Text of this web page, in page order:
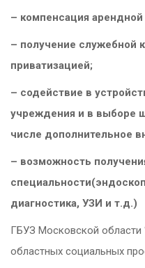
– компенсация
– получение служебной
приватизацией;
– содействие в
учреждения и в выборе
числе дополнительное
– возможность
диагностика, УЗИ и т.д.)
ГБУЗ Московской области
областных социальных